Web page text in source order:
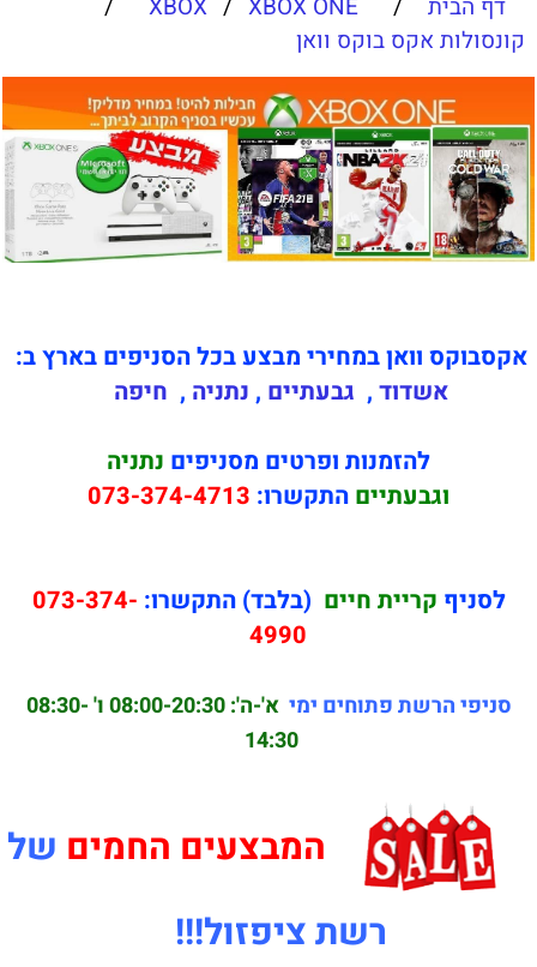
דף הבית /
XBOX / XBOX ONE
/
קונסולות אקס בוקס וואן
אקסבוקס וואן במחירי מבצע בכל הסניפים בארץ ב:
אשדוד , גבעתיים , נתניה , חיפה
להזמנות ופרטים מסניפים נתניה
וגבעתיים התקשרו: 073-374-4713
לסניף קריית חיים (בלבד) התקשרו: 073-374-
4990
סניפי הרשת פתוחים ימיא'-ה': 08:00-20:30
ו' 08:30-
14:30
המבצעים החמים של
רשת ציפזול!!!